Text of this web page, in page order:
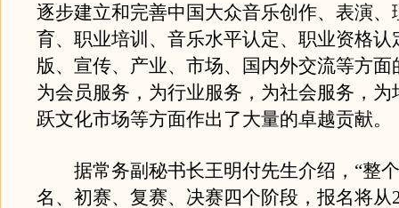
逐步建立和完善中国大众音乐创作、表演、
育、职业培训、音乐水平认定、职业资格认
版、宣传、产业、市场、国内外交流等方面
为会员服务，为行业服务，为社会服务，为
跃文化市场等方面作出了大量的卓越贡献。
据常务副秘书长王明付先生介绍，“整
名、初赛、复赛、决赛四个阶段，报名将从